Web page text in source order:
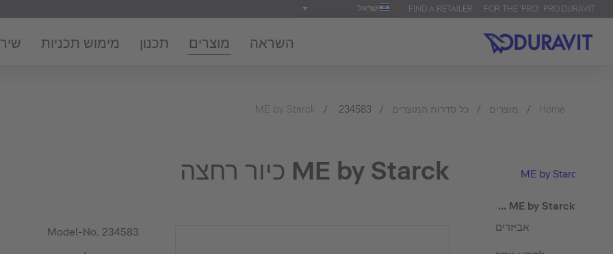
FOR THE 'PRO': PRO.DURAVIT
FIND A RETAILER ישראל
השראה מוצרים תכנון מימוש תכניות
Home מוצרים כל סדרות המוצרים ME by Starck 234583
ME by Starck
ME by Starck כיור רחצה
אביזרים
ME by Starck כיור רחצה
Model-No. 234583